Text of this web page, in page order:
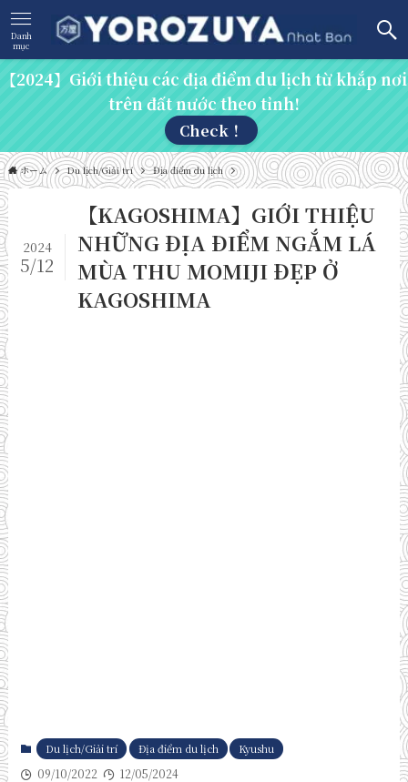
Danh
mục
【2024】Giới thiệu các địa điểm du lịch từ khắp nơi
trên đất nước theo tỉnh!
Check！
ホーム Du lịch/Giải trí Địa điểm du lịch
【KAGOSHIMA】GIỚI THIỆU
NHỮNG ĐỊA ĐIỂM NGẮM LÁ
MÙA THU MOMIJI ĐẸP Ở
KAGOSHIMA
2024
5/12
Du lịch/Giải trí Địa điểm du lịch Kyushu
09/10/2022 12/05/2024